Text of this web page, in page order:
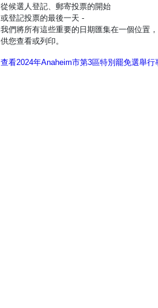
從候選人登記、郵寄投票的開始
或登記投票的最後一天 -
我們將所有這些重要的日期匯集在一個位置，
供您查看或列印。
查看2024年Anaheim市第3區特別罷免選舉行